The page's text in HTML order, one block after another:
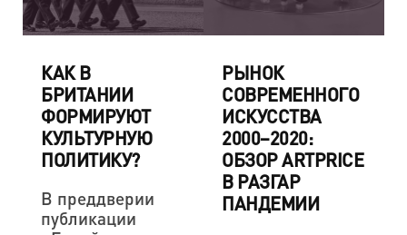
КАК В
БРИТАНИИ
ФОРМИРУЮТ
КУЛЬТУРНУЮ
ПОЛИТИКУ?
В преддверии
публикации
РЫНОК
СОВРЕМЕННОГО
ИСКУССТВА
2000–2020:
ОБЗОР ARTPRICE
В РАЗГАР
ПАНДЕМИИ